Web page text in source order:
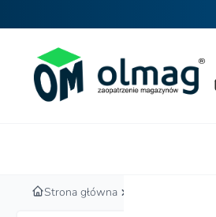
Home
Strona główna